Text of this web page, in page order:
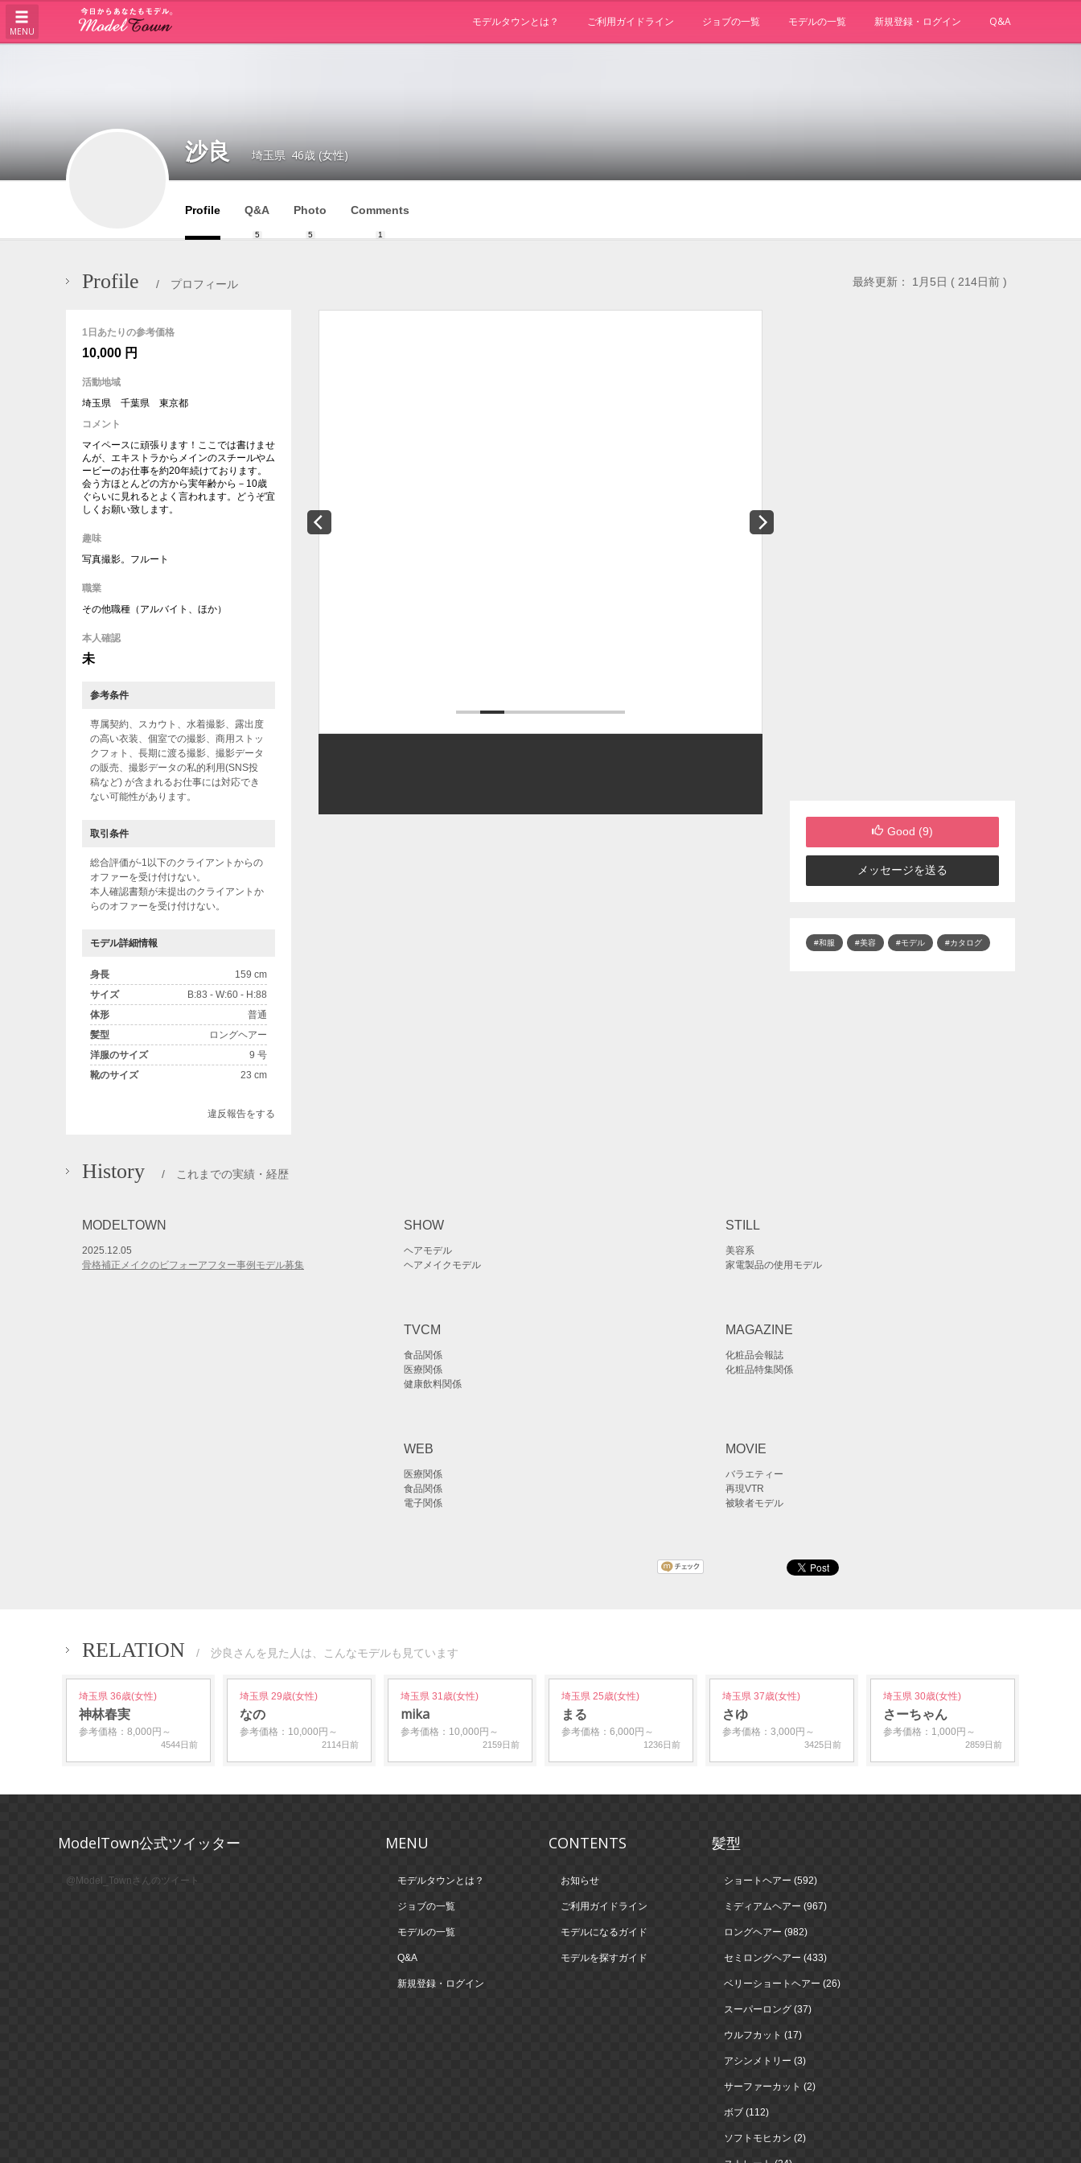
MENU
モデルタウンとは？ ご利用ガイドライン ジョブの一覧 モデルの一覧 新規登録・ログイン Q&A
沙良 埼玉県 46歳 (女性)
Profile Q&A
5
Photo
5
Comments
1
Profile / プロフィール 最終更新： 1月5日 ( 214日前 )
1日あたりの参考価格
10,000 円
活動地域
埼玉県 千葉県 東京都
コメント
マイペースに頑張ります！ここでは書けませ
んが、エキストラからメインのスチールやム
ービーのお仕事を約20年続けております。
会う方ほとんどの方から実年齢から－10歳
ぐらいに見れるとよく言われます。どうぞ宜
しくお願い致します。
趣味
写真撮影。フルート
職業
その他職種（アルバイト、ほか）
本人確認
未
参考条件
専属契約、スカウト、水着撮影、露出度
の高い衣装、個室での撮影、商用ストッ
クフォト、長期に渡る撮影、撮影データ
の販売、撮影データの私的利用(SNS投
稿など) が含まれるお仕事には対応でき
ない可能性があります。
取引条件
総合評価が-1以下のクライアントからの
オファーを受け付けない。
本人確認書類が未提出のクライアントか
らのオファーを受け付けない。
モデル詳細情報
身長
159 cm
サイズ
B:83 - W:60 - H:88
体形
普通
髪型
ロングヘアー
洋服のサイズ
9 号
靴のサイズ
23 cm
違反報告をする
Good (9)
メッセージを送る
#和服 #美容 #モデル #カタログ
History / これまでの実績・経歴
MODELTOWN
2025.12.05
骨格補正メイクのビフォーアフター事例モデル募集
SHOW
ヘアモデル
ヘアメイクモデル
STILL
美容系
家電製品の使用モデル
TVCM
食品関係
医療関係
健康飲料関係
MAGAZINE
化粧品会報誌
化粧品特集関係
WEB
医療関係
食品関係
電子関係
MOVIE
バラエティー
再現VTR
被験者モデル
RELATION / 沙良さんを見た人は、こんなモデルも見ています
埼玉県 36歳(女性)
神林春実
参考価格：8,000円～
4544日前
埼玉県 29歳(女性)
なの
参考価格：10,000円～
2114日前
埼玉県 31歳(女性)
mika
参考価格：10,000円～
2159日前
埼玉県 25歳(女性)
まる
参考価格：6,000円～
1236日前
埼玉県 37歳(女性)
さゆ
参考価格：3,000円～
3425日前
埼玉県 30歳(女性)
さーちゃん
参考価格：1,000円～
2859日前
ModelTown公式ツイッター
@Model_Townさんのツイート
MENU
モデルタウンとは？
ジョブの一覧
モデルの一覧
Q&A
新規登録・ログイン
CONTENTS
お知らせ
ご利用ガイドライン
モデルになるガイド
モデルを探すガイド
髪型
ショートヘアー (592)
ミディアムヘアー (967)
ロングヘアー (982)
セミロングヘアー (433)
ベリーショートヘアー (26)
スーパーロング (37)
ウルフカット (17)
アシンメトリー (3)
サーファーカット (2)
ボブ (112)
ソフトモヒカン (2)